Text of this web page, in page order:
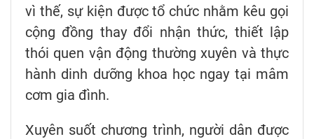
vì thế, sự kiện được tổ chức nhằm kêu gọi
cộng đồng thay đổi nhận thức, thiết lập
thói quen vận động thường xuyên và thực
hành dinh dưỡng khoa học ngay tại mâm
cơm gia đình.
Xuyên suốt chương trình, người dân được